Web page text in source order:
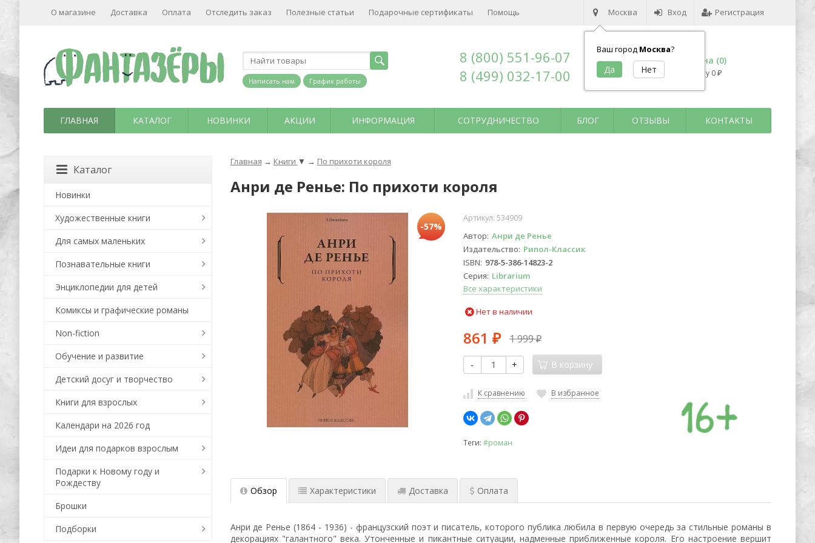
Москва
Ваш город Москва?
Вход Регистрация
О магазине Доставка Оплата Отследить заказ Полезные статьи Подарочные сертификаты Помощь
Написать нам График работы
8 (800) 551-96-07
8 (499) 032-17-00
Корзина (0)
на сумму 0 ₽
ГЛАВНАЯ КАТАЛОГ НОВИНКИ АКЦИИ ИНФОРМАЦИЯ СОТРУДНИЧЕСТВО БЛОГ ОТЗЫВЫ КОНТАКТЫ
Главная → Книги ▼ → По прихоти короля
Анри де Ренье: По прихоти короля
-57%
Артикул: 534909
Автор Анри де Ренье
Издательство Рипол-Классик
ISBN 978-5-386-14823-2
Серия Librarium
Все характеристики
Нет в наличии
861 ₽ 1 999₽
- + В корзину
К сравнению В избранное
Теги: #роман
Обзор Характеристики Доставка Оплата
Анри де Ренье (1864 - 1936) - французский поэт и писатель, которого публика любила в первую очередь за стильные романы в
декорациях "галантного" века. Утонченные и пикантные ситуации, надменные приближенные короля. Его настроение вершит
Каталог
Новинки
Художественные книги
Для самых маленьких
Познавательные книги
Энциклопедии для детей
Комиксы и графические романы
Non-fiction
Обучение и развитие
Детский досуг и творчество
Книги для взрослых
Календари на 2026 год
Идеи для подарков взрослым
Подарки к Новому году и
Рождеству
Брошки
Подборки